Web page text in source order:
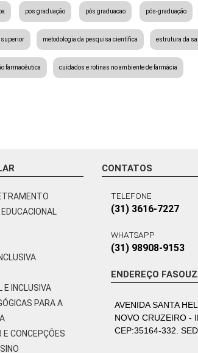
pos graduação pós graduacao pós-graduação
superior metodologia da pesquisa científica estrutura da
farmacêutica cuidados e rotinas no ambiente de farmácia
E INCLUSIVA
PARA A
E CONCEPÇÕES
CONTATOS
TELEFONE
(31) 3616-7227
WHATSAPP
(31) 98908-9153
ENDEREÇO
AVENIDA SANTA
NOVO CRUZEIRO -
CEP:35164-332.